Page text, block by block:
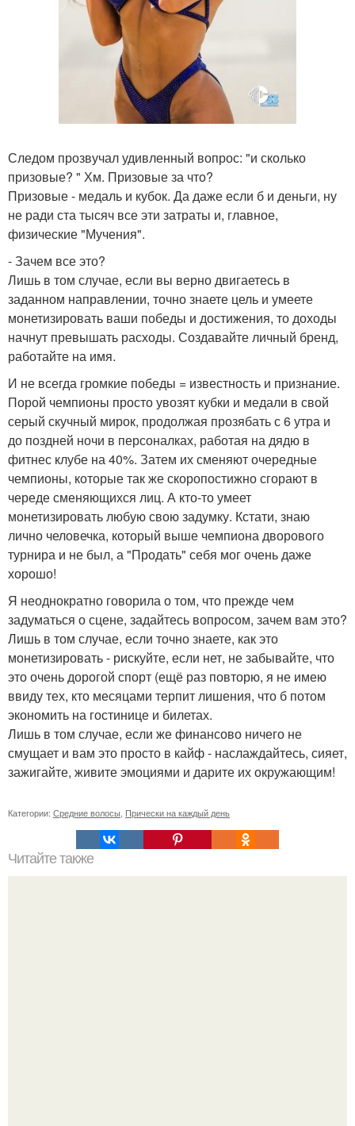
Следом прозвучал удивленный вопрос: "и сколько
призовые? " Хм. Призовые за что?
Призовые - медаль и кубок. Да даже если б и деньги, ну
не ради ста тысяч все эти затраты и, главное,
физические "Мучения".
- Зачем все это?
Лишь в том случае, если вы верно двигаетесь в
заданном направлении, точно знаете цель и умеете
монетизировать ваши победы и достижения, то доходы
начнут превышать расходы. Создавайте личный бренд,
работайте на имя.
И не всегда громкие победы = известность и признание.
Порой чемпионы просто увозят кубки и медали в свой
серый скучный мирок, продолжая прозябать с 6 утра и
до поздней ночи в персоналках, работая на дядю в
фитнес клубе на 40%. Затем их сменяют очередные
чемпионы, которые так же скоропостижно сгорают в
череде сменяющихся лиц. А кто-то умеет
монетизировать любую свою задумку. Кстати, знаю
лично человечка, который выше чемпиона дворового
турнира и не был, а "Продать" себя мог очень даже
хорошо!
Я неоднократно говорила о том, что прежде чем
задуматься о сцене, задайтесь вопросом, зачем вам это?
Лишь в том случае, если точно знаете, как это
монетизировать - рискуйте, если нет, не забывайте, что
это очень дорогой спорт (ещё раз повторю, я не имею
ввиду тех, кто месяцами терпит лишения, что б потом
экономить на гостинице и билетах.
Лишь в том случае, если же финансово ничего не
смущает и вам это просто в кайф - наслаждайтесь, сияет,
зажигайте, живите эмоциями и дарите их окружающим!
Категории: Средние волосы, Прически на каждый день
Читайте также